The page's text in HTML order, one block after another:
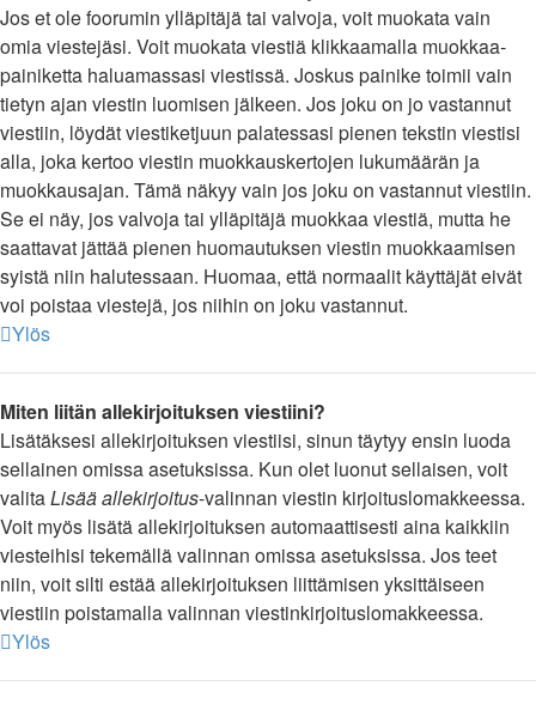
Jos et ole foorumin ylläpitäjä tai valvoja, voit muokata vain
omia viestejäsi. Voit muokata viestiä klikkaamalla muokkaa-
painiketta haluamassasi viestissä. Joskus painike toimii vain
tietyn ajan viestin luomisen jälkeen. Jos joku on jo vastannut
viestiin, löydät viestiketjuun palatessasi pienen tekstin viestisi
alla, joka kertoo viestin muokkauskertojen lukumäärän ja
muokkausajan. Tämä näkyy vain jos joku on vastannut viestiin.
Se ei näy, jos valvoja tai ylläpitäjä muokkaa viestiä, mutta he
saattavat jättää pienen huomautuksen viestin muokkaamisen
syistä niin halutessaan. Huomaa, että normaalit käyttäjät eivät
voi poistaa viestejä, jos niihin on joku vastannut.
Ylös
Miten liitän allekirjoituksen viestiini?
Lisätäksesi allekirjoituksen viestiisi, sinun täytyy ensin luoda
sellainen omissa asetuksissa. Kun olet luonut sellaisen, voit
valitaLisää allekirjoitus-valinnan viestin kirjoituslomakkeessa.
Voit myös lisätä allekirjoituksen automaattisesti aina kaikkiin
viesteihisi tekemällä valinnan omissa asetuksissa. Jos teet
niin, voit silti estää allekirjoituksen liittämisen yksittäiseen
viestiin poistamalla valinnan viestinkirjoituslomakkeessa.
Ylös